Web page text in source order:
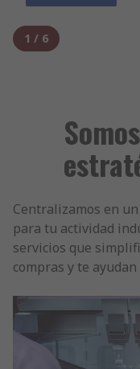
1 / 6
Centralizamos en
para tu actividad
servicios que
compras y te